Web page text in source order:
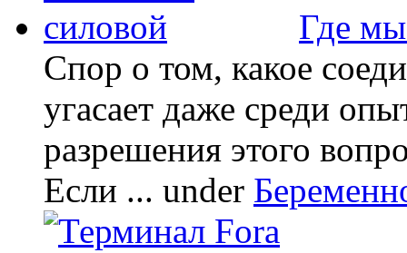
Где
Спор о том, какое
угасает даже среди
разрешения этого
Если ... under